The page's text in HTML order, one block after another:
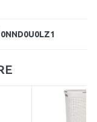
0NND0U0LZ1